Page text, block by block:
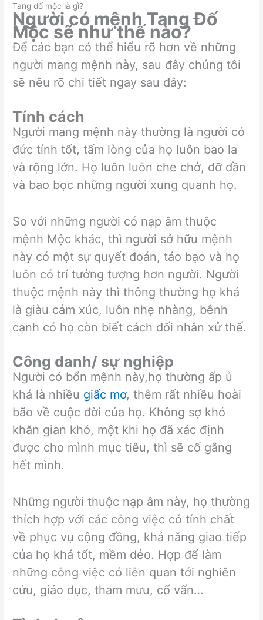
Tang đố mộc là gì?
Người có mệnh Tang Đố
Mộc sẽ như thế nào?
Để các bạn có thể hiểu rõ hơn về những
người mang mệnh này, sau đây chúng tôi
sẽ nêu rõ chi tiết ngay sau đây:
Tính cách
Người mang mệnh này thường là người có
đức tính tốt, tấm lòng của họ luôn bao la
và rộng lớn. Họ luôn luôn che chở, đỡ đần
và bao bọc những người xung quanh họ.
So với những người có nạp âm thuộc
mệnh Mộc khác, thì người sở hữu mệnh
này có một sự quyết đoán, táo bạo và họ
luôn có trí tưởng tượng hơn người. Người
thuộc mệnh này thì thông thường họ khá
là giàu cảm xúc, luôn nhẹ nhàng, bênh
cạnh có họ còn biết cách đối nhân xử thế.
Công danh/ sự nghiệp
Người có bổn mệnh này,họ thường ấp ủ
khá là nhiều giấc mơ, thêm rất nhiều hoài
bão về cuộc đời của họ. Không sợ khó
khăn gian khó, một khi họ đã xác định
được cho mình mục tiêu, thì sẽ cố gắng
hết mình.
Những người thuộc nạp âm này, họ thường
thích hợp với các công việc có tính chất
về phục vụ cộng đồng, khả năng giao tiếp
của họ khá tốt, mềm dẻo. Hợp để làm
những công việc có liên quan tới nghiên
cứu, giáo dục, tham mưu, cố vấn…